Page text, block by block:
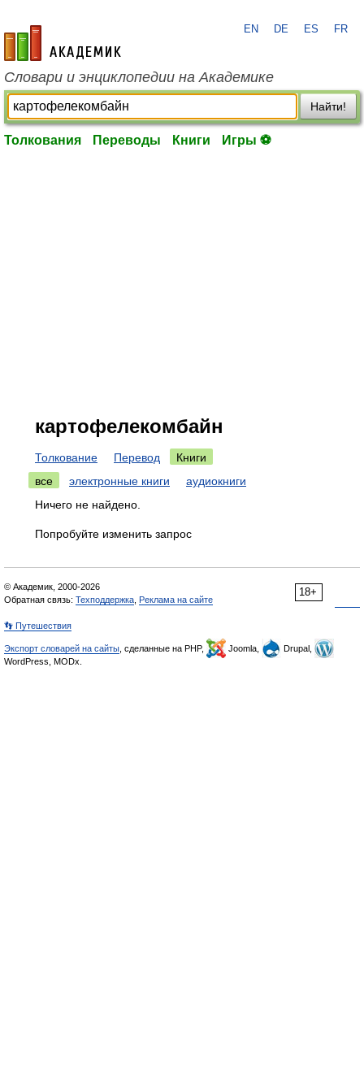
academic.ru
EN DE ES FR
Словари и энциклопедии на Академике
Найти!
Толкования Переводы Книги Игры ⚽
картофелекомбайн
Толкование Перевод
Книги
все
электронные книги
аудиокниги
Ничего не найдено.
Попробуйте изменить запрос
18+
© Академик, 2000-2026
Обратная связь: Техподдержка Реклама на сайте
👣 Путешествия
Экспорт словарей на сайты , сделанные на PHP, Joomla,
Drupal,
WordPress, MODx.